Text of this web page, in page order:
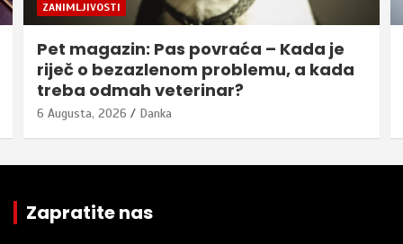
ZANIMLJIVOSTI
Pet magazin: Pas povraća – Kada je
riječ o bezazlenom problemu, a kada
treba odmah veterinar?
6 Augusta, 2026 Danka
Zapratite nas